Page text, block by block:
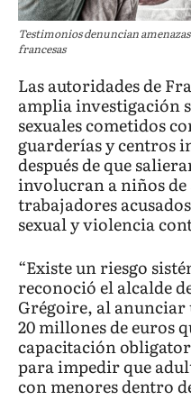
Testimonios denuncian
francesas
Las autoridades de
amplia investigación
sexuales cometidos
guarderías y centros
después de que
involucran a niños de
trabajadores
sexual y violencia
“Existe un riesgo
reconoció el alcalde
Grégoire, al anunciar
20 millones de euros
capacitación
para impedir que
con menores dentro